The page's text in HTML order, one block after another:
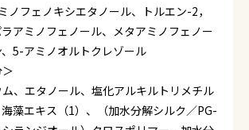
ノフェノキシエタノール、トルエン-2，
アミノフェノール、メタアミノフェノー
5-アミノオルトクレゾール
、エタノール、塩化アルキルトリメチル
藻エキス（1）、（加水分解シルク／PG-